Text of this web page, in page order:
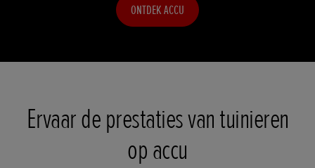
ONTDEK ACCU
Ervaar de prestaties van tuinieren
op accu